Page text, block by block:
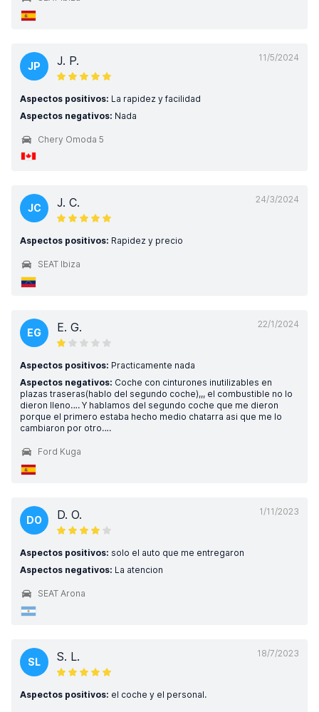
11/5/2024
JP J. P.
Aspectos positivos: La rapidez y facilidad
Aspectos negativos: Nada
Chery Omoda 5
24/3/2024
JC J. C.
Aspectos positivos: Rapidez y precio
SEAT Ibiza
22/1/2024
EG E. G.
Aspectos positivos: Practicamente nada
Aspectos negativos: Coche con cinturones inutilizables en
plazas traseras(hablo del segundo coche),,, el combustible no lo
dieron lleno…. Y hablamos del segundo coche que me dieron
porque el primero estaba hecho medio chatarra asi que me lo
cambiaron por otro….
Ford Kuga
1/11/2023
DO D. O.
Aspectos positivos: solo el auto que me entregaron
Aspectos negativos: La atencion
SEAT Arona
18/7/2023
SL S. L.
Aspectos positivos: el coche y el personal.